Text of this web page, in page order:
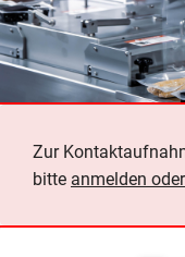
Zur
bitte anmelden